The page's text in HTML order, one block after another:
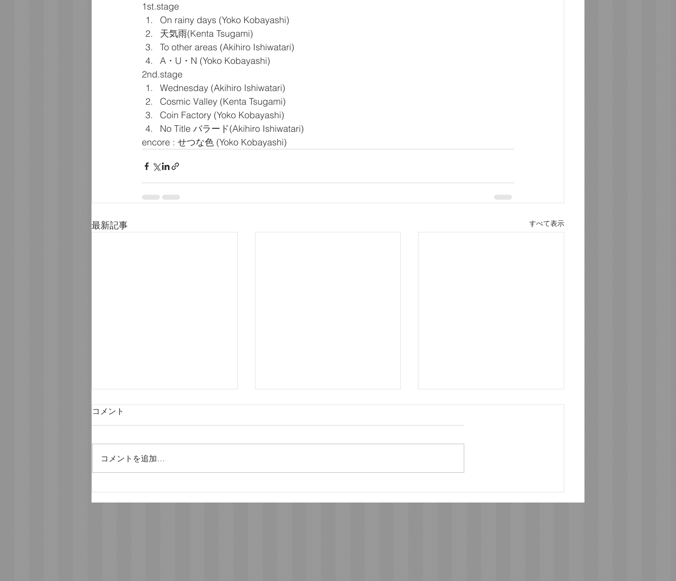
1st.stage
On rainy days (Yoko Kobayashi)
天気雨(Kenta Tsugami)
To other areas (Akihiro Ishiwatari)
A・U・N (Yoko Kobayashi)
2nd.stage
Wednesday (Akihiro Ishiwatari)
Cosmic Valley (Kenta Tsugami)
Coin Factory (Yoko Kobayashi)
No Title バラード(Akihiro Ishiwatari)
encore : せつな色 (Yoko Kobayashi)
最新記事 すべて表示
ただのひとりごと
今も私を支えている言葉
コメント
コメントを追加…